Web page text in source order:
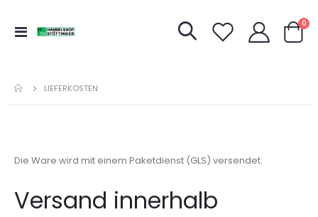
Navigation
0
LIEFERKOSTEN
Die Ware wird mit einem Paketdienst (GLS) versendet.
Versand innerhalb